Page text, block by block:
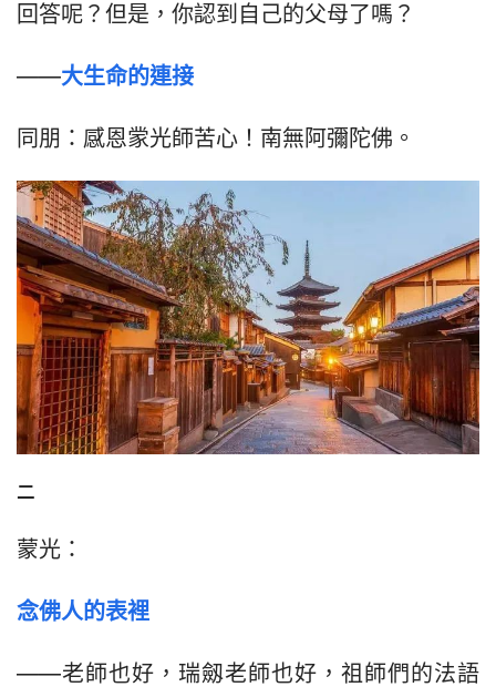
回答呢？但是，你認到自己的父母了嗎？
——大生命的連接
同朋：感恩䝉光師苦心！南無阿彌陀佛。
二
蒙光：
念佛人的表裡
——老師也好，瑞劔老師也好，祖師們的法語